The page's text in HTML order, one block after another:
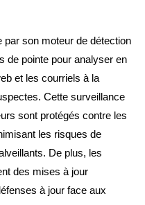
par son moteur de détection
de pointe pour analyser en
et les courriels à la
Cette surveillance
sont protégés contre les
les risques de
De plus, les
des mises à jour
à jour face aux